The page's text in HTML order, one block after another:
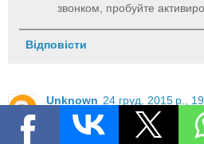
звонком, пробуйте
Відповісти
Unknown 24 груд. 2015 р.,
Подскажите
смски,если контакт не